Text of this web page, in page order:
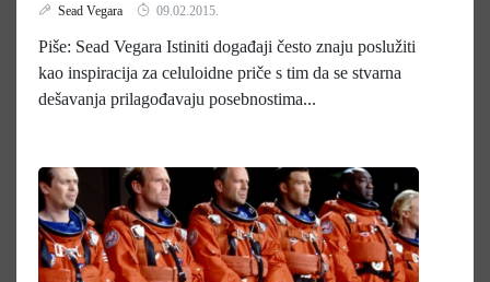
Sead Vegara 09.02.2015.
Piše: Sead Vegara Istiniti događaji često znaju poslužiti
kao inspiracija za celuloidne priče s tim da se stvarna
dešavanja prilagođavaju posebnostima...